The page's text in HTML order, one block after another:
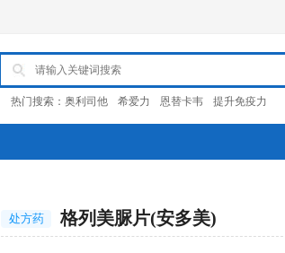
热门搜索： 奥利司他 希爱力 恩替卡韦 提升免疫力
处方药 格列美脲片(安多美)